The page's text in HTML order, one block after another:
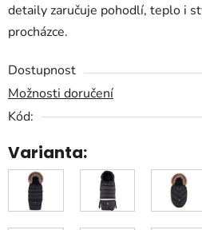
detaily zaručuje pohodlí, teplo i
procházce.
Dostupnost
Možnosti doručení
Kód:
Varianta: